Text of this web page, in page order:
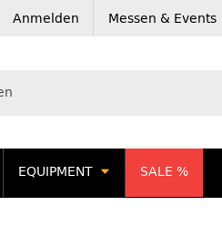
Anmelden Messen & Events
EQUIPMENT SALE %